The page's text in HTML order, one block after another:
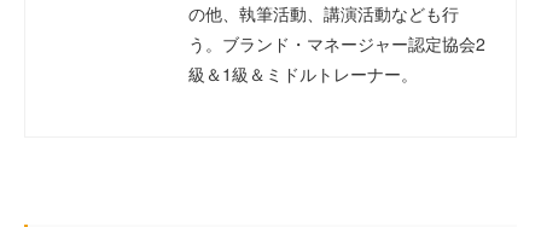
の他、執筆活動、講演活動なども行
う。ブランド・マネージャー認定協会2
級＆1級＆ミドルトレーナー。